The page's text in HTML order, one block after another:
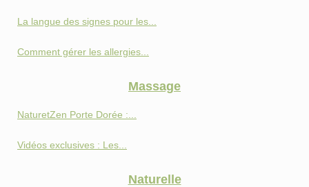
La langue des signes pour les...
Comment gérer les allergies...
Massage
NaturetZen Porte Dorée :...
Vidéos exclusives : Les...
Naturelle